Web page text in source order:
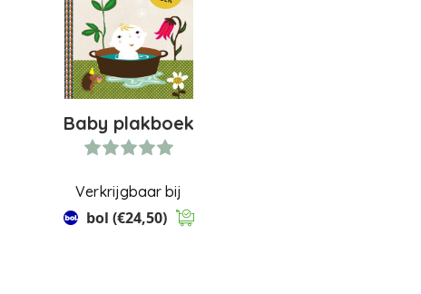
Baby plakboek
Verkrijgbaar bij
bol (€24,50)